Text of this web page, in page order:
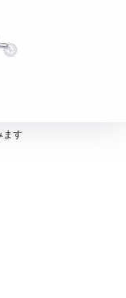
ます